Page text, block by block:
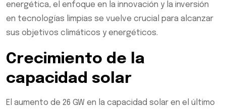
energética, el enfoque en la innovación y la inversión
en tecnologías limpias se vuelve crucial para alcanzar
sus objetivos climáticos y energéticos.
Crecimiento de la
capacidad solar
El aumento de 26 GW en la capacidad solar en el último